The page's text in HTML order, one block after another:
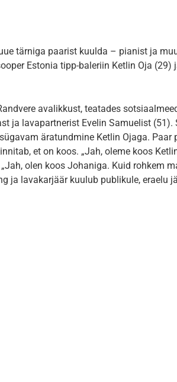
tärniga paarist kuulda – pianist ja
Estonia tipp-baleriin Ketlin Oja (29)
avalikkust, teatades
ja lavapartnerist Evelin Samuelist (51).
äratundmine Ketlin Ojaga. Paar
et on koos. „Jah, oleme koos
olen koos Johaniga. Kuid rohkem
ja lavakarjäär kuulub publikule, eraelu